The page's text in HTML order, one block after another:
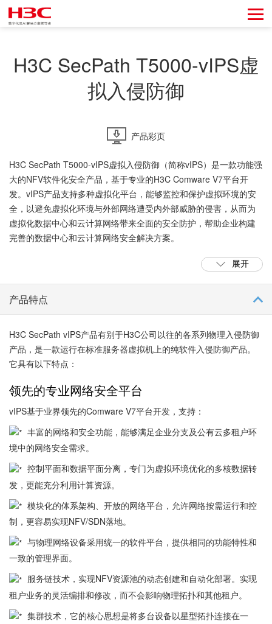
H3C SecPath T5000-vIPS虚
拟入侵防御
产品彩页
H3C SecPath T5000-vIPS虚拟入侵防御（简称vIPS）是一款功能强
大的NFV软件化安全产品，基于专业的H3C Comware V7平台开
发。vIPS产品支持多种虚拟化平台，能够监控和保护虚拟环境的安
全，以避免虚拟化环境与外部网络遭受内外部威胁的侵害，从而为
虚拟化数据中心和云计算网络带来全面的安全防护，帮助企业构建
完善的数据中心和云计算网络安全解决方案。
在安全功能方面，vIPS为用户提供了全面的安全防范体系，支持智
问控制，能够有效的保证网络的安全；支持一体化深度内容检测引
擎，本地强大特征库+云端联动，可实现对入侵、病毒等行为检测和
理监控，协助网络管理员完成网络的安全管理。
H3C SecPath T5000-vIPS运行在标准服务器虚拟机中，根据不同
网络安全需求，系统结构如下图。
展开
产品特点
H3C SecPath vIPS产品有别于H3C公司以往的各系列物理入侵防御
产品，是一款运行在标准服务器虚拟机上的纯软件入侵防御产品。
它具有以下特点：
领先的专业网络安全平台
vIPS基于业界领先的Comware V7平台开发，支持：
丰富的网络和安全功能，能够满足企业分支及公有云多租户环
境中的网络安全需求。
控制平面和数据平面分离，专门为虚拟环境优化的多核数据转
发，更能充分利用计算资源。
模块化的体系架构、开放的网络平台，允许网络按需运行和控
制，更容易实现NFV/SDN落地。
与物理网络设备采用统一的软件平台，提供相同的功能特性和
一致的管理界面。
服务链技术，实现NFV资源池的动态创建和自动化部署。实现
租户业务的灵活编排和修改，而不会影响物理拓扑和其他租户。
集群技术，它的核心思想是将多台设备以星型拓扑连接在一